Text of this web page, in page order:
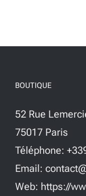
BOUTIQUE
52 Rue
75017 Paris
Téléphone:
Email:
Web: https://